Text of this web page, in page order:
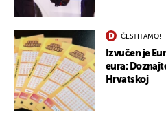
ČESTITAMO!
Izvučen je
eura:
Hrvatskoj